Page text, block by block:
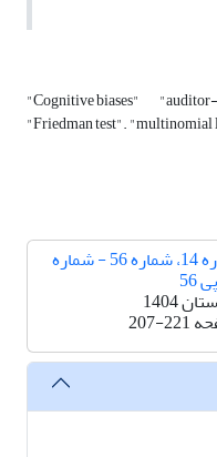
"Cognitive biases"
"Friedman test". "multinomial
دوره 14، شماره 56 - شماره
56
1404
207-221